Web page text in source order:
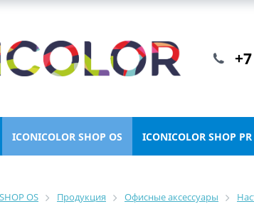
ICONICOLOR SHOP OS ICONICOLOR SHOP PR
OS Продукция Офисные аксессуары